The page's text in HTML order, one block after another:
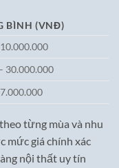
BÌNH (VNĐ)
30.000.000
từng mùa và nhu
mức giá chính xác
nội thất uy tín